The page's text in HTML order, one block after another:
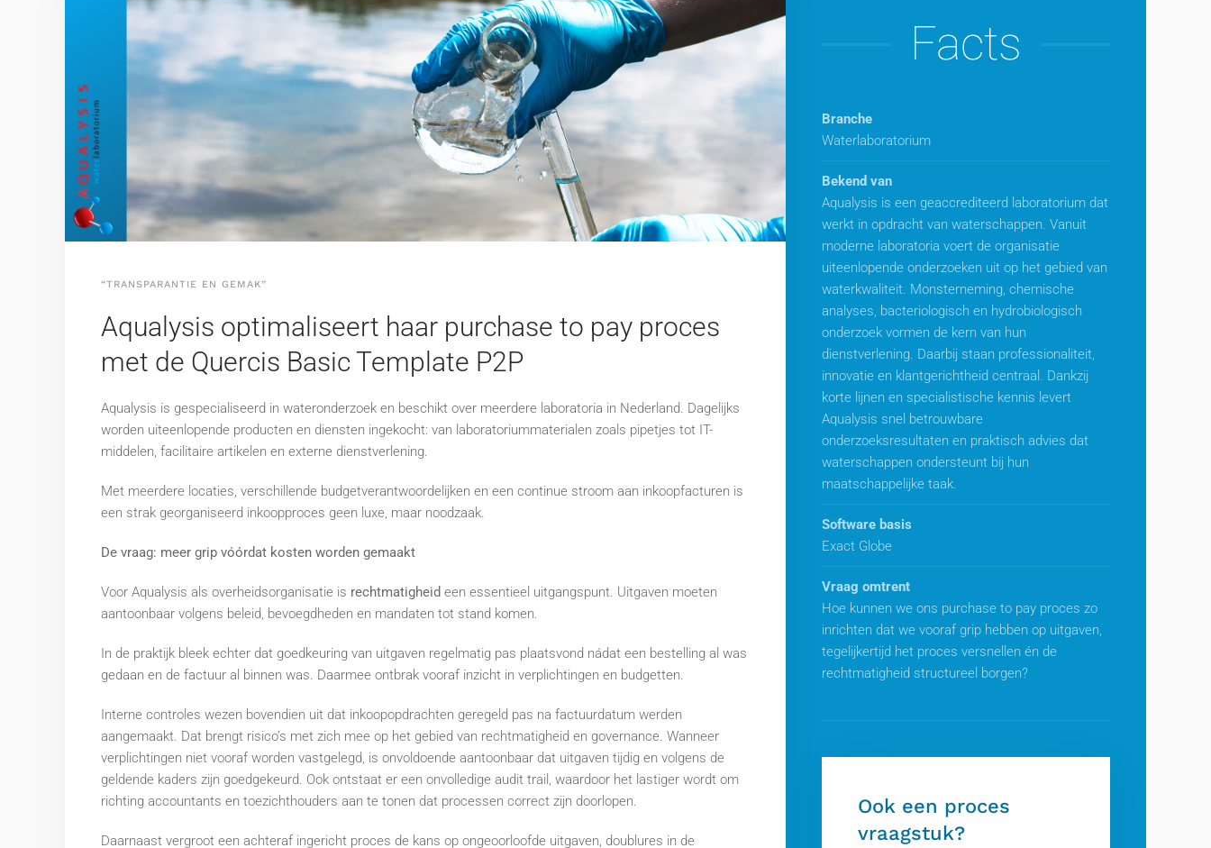
“TRANSPARANTIE EN GEMAK”
Aqualysis optimaliseert haar purchase to pay proces
met de Quercis Basic Template P2P
Aqualysis is gespecialiseerd in wateronderzoek en beschikt over meerdere laboratoria in Nederland. Dagelijks
worden uiteenlopende producten en diensten ingekocht: van laboratoriummaterialen zoals pipetjes tot IT-
middelen, facilitaire artikelen en externe dienstverlening.
Met meerdere locaties, verschillende budgetverantwoordelijken en een continue stroom aan inkoopfacturen is
een strak georganiseerd inkoopproces geen luxe, maar noodzaak.
De vraag: meer grip vóórdat kosten worden gemaakt
Voor Aqualysis als overheidsorganisatie is rechtmatigheid een essentieel uitgangspunt. Uitgaven moeten
aantoonbaar volgens beleid, bevoegdheden en mandaten tot stand komen.
In de praktijk bleek echter dat goedkeuring van uitgaven regelmatig pas plaatsvond nádat een bestelling al was
gedaan en de factuur al binnen was. Daarmee ontbrak vooraf inzicht in verplichtingen en budgetten.
Interne controles wezen bovendien uit dat inkoopopdrachten geregeld pas na factuurdatum werden
aangemaakt. Dat brengt risico’s met zich mee op het gebied van rechtmatigheid en governance. Wanneer
verplichtingen niet vooraf worden vastgelegd, is onvoldoende aantoonbaar dat uitgaven tijdig en volgens de
geldende kaders zijn goedgekeurd. Ook ontstaat er een onvolledige audit trail, waardoor het lastiger wordt om
richting accountants en toezichthouders aan te tonen dat processen correct zijn doorlopen.
Daarnaast vergroot een achteraf ingericht proces de kans op ongeoorloofde uitgaven, doublures in de
Facts
Branche
Waterlaboratorium
Bekend van
Aqualysis is een geaccrediteerd laboratorium dat
werkt in opdracht van waterschappen. Vanuit
moderne laboratoria voert de organisatie
uiteenlopende onderzoeken uit op het gebied van
waterkwaliteit. Monsterneming, chemische
analyses, bacteriologisch en hydrobiologisch
onderzoek vormen de kern van hun
dienstverlening. Daarbij staan professionaliteit,
innovatie en klantgerichtheid centraal. Dankzij
korte lijnen en specialistische kennis levert
Aqualysis snel betrouwbare
onderzoeksresultaten en praktisch advies dat
waterschappen ondersteunt bij hun
maatschappelijke taak.
Software basis
Exact Globe
Vraag omtrent
Hoe kunnen we ons purchase to pay proces zo
inrichten dat we vooraf grip hebben op uitgaven,
tegelijkertijd het proces versnellen én de
rechtmatigheid structureel borgen?
Ook een proces
vraagstuk?